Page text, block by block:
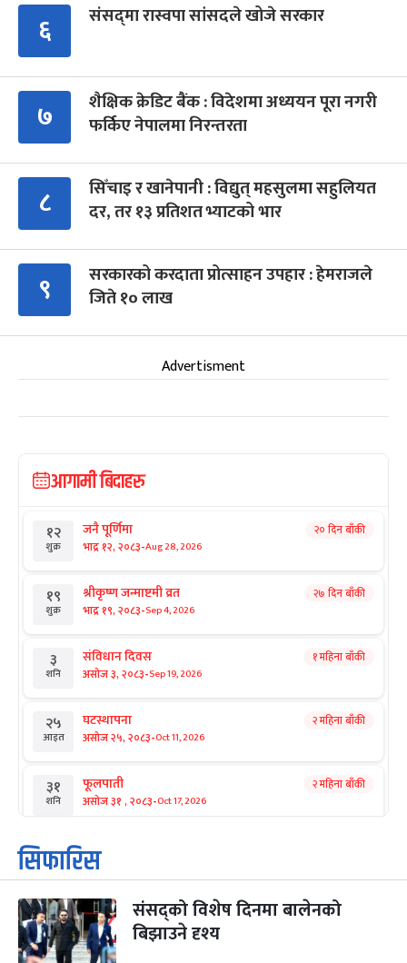
६ संसद्‍मा रास्वपा सांसदले खोजे सरकार
७
शैक्षिक क्रेडिट बैंक : विदेशमा अध्ययन पूरा नगरी
फर्किए नेपालमा निरन्तरता
८
सिँचाइ र खानेपानी : विद्युत् महसुलमा सहुलियत
दर, तर १३ प्रतिशत भ्याटको भार
९
सरकारको करदाता प्रोत्साहन उपहार : हेमराजले
जिते १० लाख
Advertisment
आगामी बिदाहरु
१२
शुक्र
जनै पूर्णिमा
भाद्र १२, २०८३-Aug 28, 2026
२० दिन बाँकी
१९
शुक्र
श्रीकृष्ण जन्माष्टमी व्रत
भाद्र १९, २०८३-Sep 4, 2026
२७ दिन बाँकी
३
शनि
संविधान दिवस
असोज ३, २०८३-Sep 19, 2026
१ महिना बाँकी
२५
आइत
घटस्थापना
असोज २५, २०८३-Oct 11, 2026
२ महिना बाँकी
३१
शनि
फूलपाती
असोज ३१ , २०८३-Oct 17, 2026
२ महिना बाँकी
१
आइत
कार्तिक सङ्क्रान्ति
कार्तिक १, २०८३
३
मंगल
महानवमी
कार्तिक ३, २०८३-Oct 20, 2026
२ महिना बाँकी
सिफारिस
संसद्को विशेष दिनमा बालेनको
बिझाउने दृश्य